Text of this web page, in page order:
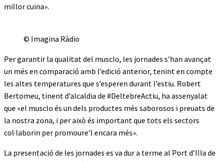
millor cuina».
© Imagina Ràdio
Per garantir la qualitat del musclo, les jornades s’han avançat
un més en comparació amb l’edició anterior, tenint en compte
les altes temperatures que s’esperen durant l’estiu. Robert
Bertomeu, tinent d’alcaldia de #DeltebreActiu, ha assenyalat
que «el musclo és un dels productes més saborosos i preuats de
la nostra zona, i per això és important que tots els sectors
col·laborin per promoure’l encara més».
La presentació de les jornades es va dur a terme al Port d’Illa de